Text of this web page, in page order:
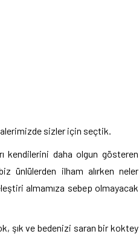
sizler için seçtik.
kendilerini daha olgun gösteren
ünlülerden ilham alırken neler
almamıza sebep olmayacak
şık ve bedenizi saran bir koktey